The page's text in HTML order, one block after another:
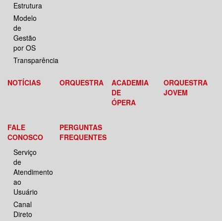
Estrutura
Modelo
de
Gestão
por OS
Transparência
NOTÍCIAS ORQUESTRA
ACADEMIA
DE
ÓPERA
ORQUESTRA
JOVEM
FALE
CONOSCO
Serviço
de
Atendimento
ao
Usuário
Canal
Direto
PERGUNTAS
FREQUENTES